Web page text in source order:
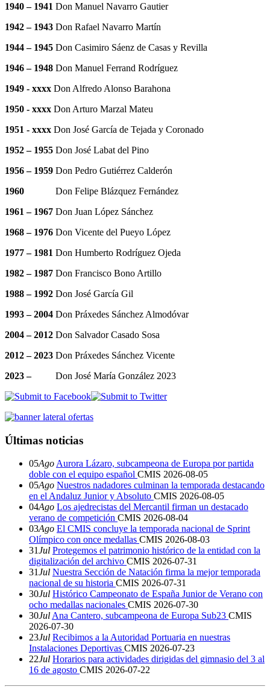
1940 – 1941 Don Manuel Navarro Gautier
1942 – 1943 Don Rafael Navarro Martín
1944 – 1945 Don Casimiro Sáenz de Casas y Revilla
1946 – 1948 Don Manuel Ferrand Rodríguez
1949 - xxxx Don Alfredo Alonso Barahona
1950 - xxxx Don Arturo Marzal Mateu
1951 - xxxx Don José García de Tejada y Coronado
1952 – 1955 Don José Labat del Pino
1956 – 1959 Don Pedro Gutiérrez Calderón
1960 Don Felipe Blázquez Fernández
1961 – 1967 Don Juan López Sánchez
1968 – 1976 Don Vicente del Pueyo López
1977 – 1981 Don Humberto Rodríguez Ojeda
1982 – 1987 Don Francisco Bono Artillo
1988 – 1992 Don José García Gil
1993 – 2004 Don Práxedes Sánchez Almodóvar
2004 – 2012 Don Salvador Casado Sosa
2012 – 2023 Don Práxedes Sánchez Vicente
2023 –
Don José María González 2023
Últimas noticias
05Ago Aurora Lázaro, subcampeona de Europa por partida
doble con el equipo español CMIS 2026-08-05
05Ago Nuestros nadadores culminan la temporada destacando
en el Andaluz Junior y Absoluto CMIS 2026-08-05
04Ago Los ajedrecistas del Mercantil firman un destacado
verano de competición CMIS 2026-08-04
03Ago El CMIS concluye la temporada nacional de Sprint
Olímpico con once medallas CMIS 2026-08-03
31Jul Protegemos el patrimonio histórico de la entidad con la
digitalización del archivo CMIS 2026-07-31
31Jul Nuestra Sección de Natación firma la mejor temporada
nacional de su historia CMIS 2026-07-31
30Jul Histórico Campeonato de España Junior de Verano con
ocho medallas nacionales CMIS 2026-07-30
30Jul Ana Cantero, subcampeona de Europa Sub23 CMIS
2026-07-30
23Jul Recibimos a la Autoridad Portuaria en nuestras
Instalaciones Deportivas CMIS 2026-07-23
22Jul Horarios para actividades dirigidas del gimnasio del 3 al
16 de agosto CMIS 2026-07-22